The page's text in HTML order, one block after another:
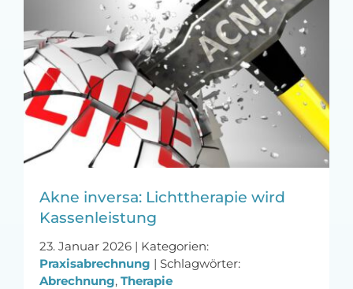
MFA-heute Newsletter-Anmeldung
Über uns
Ihre Werbung auf MFA-heute.de
Suche
nach:
Akne inversa: Lichttherapie wird
Kassenleistung
23. Januar 2026 | Kategorien:
Praxisabrechnung | Schlagwörter:
Abrechnung, Therapie